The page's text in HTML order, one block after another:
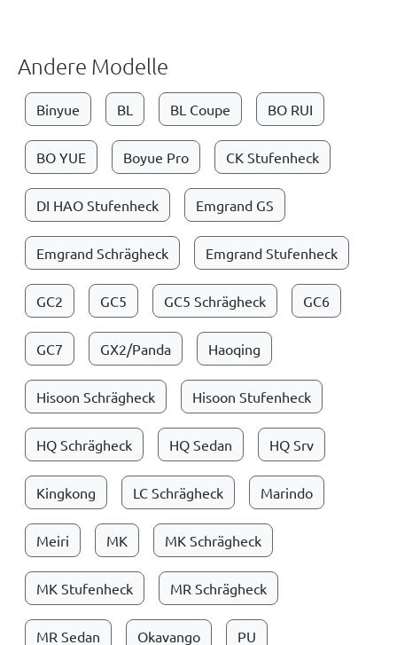
Andere Modelle
Binyue BL BL Coupe BO RUI
BO YUE Boyue Pro CK Stufenheck
DI HAO Stufenheck Emgrand GS
Emgrand Schrägheck Emgrand Stufenheck
GC2 GC5 GC5 Schrägheck GC6
GC7 GX2/Panda Haoqing
Hisoon Schrägheck Hisoon Stufenheck
HQ Schrägheck HQ Sedan HQ Srv
Kingkong LC Schrägheck Marindo
Meiri MK MK Schrägheck
MK Stufenheck MR Schrägheck
MR Sedan Okavango PU